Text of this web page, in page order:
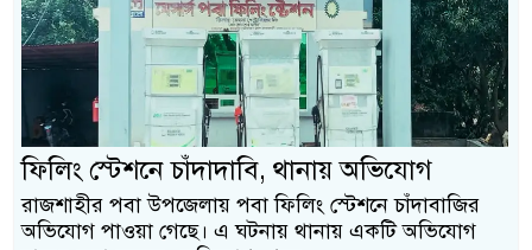
ফিলিং স্টেশনে চাঁদাদাবি, থানায় অভিযোগ
রাজশাহীর পবা উপজেলায় পবা ফিলিং স্টেশনে চাঁদাবাজির
অভিযোগ পাওয়া গেছে। এ ঘটনায় থানায় একটি অভিযোগ